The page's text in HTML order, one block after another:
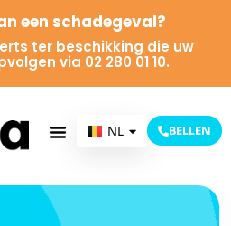
een schadegeval?
ter beschikking die uw
via 02 280 01 10.
NL
FR BELLEN